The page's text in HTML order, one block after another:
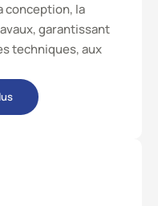
conception, la
garantissant
techniques, aux